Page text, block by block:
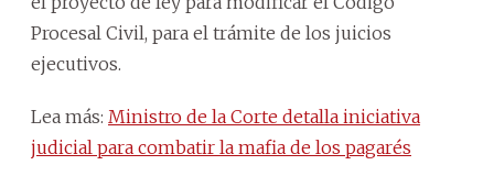
Procesal Civil, para el trámite de los juicios
ejecutivos.
Lea más: Ministro de la Corte detalla iniciativa
judicial para combatir la mafia de los pagarés